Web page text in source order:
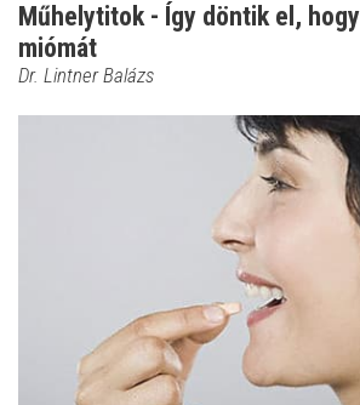
Műhelytitok - Így döntik el,
miómát
Dr. Lintner Balázs